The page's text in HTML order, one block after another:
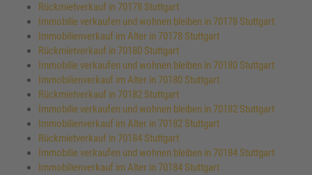
Rückmietverkauf in 70178 Stuttgart
Immobilie verkaufen und wohnen bleiben in 70178 Stuttgart
Immobilienverkauf im Alter in 70178 Stuttgart
Rückmietverkauf in 70180 Stuttgart
Immobilie verkaufen und wohnen bleiben in 70180 Stuttgart
Immobilienverkauf im Alter in 70180 Stuttgart
Rückmietverkauf in 70182 Stuttgart
Immobilie verkaufen und wohnen bleiben in 70182 Stuttgart
Immobilienverkauf im Alter in 70182 Stuttgart
Rückmietverkauf in 70184 Stuttgart
Immobilie verkaufen und wohnen bleiben in 70184 Stuttgart
Immobilienverkauf im Alter in 70184 Stuttgart